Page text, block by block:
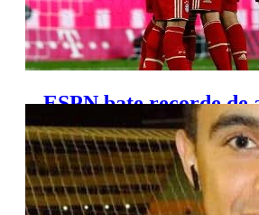
ESPN bate recorde de
com futebol europeu